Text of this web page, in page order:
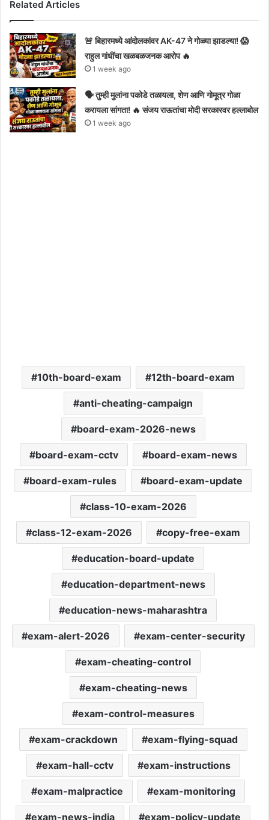
Related Articles
🚨 बिहारमध्ये आंदोलकांवर AK-47 ने गोळ्या झाडल्या! 😱
राहुल गांधींचा खळबळजनक आरोप 🔥
1 week ago
🗣️ तुम्ही मुलांना पकोडे तळायला, शेण आणि गोमूत्र गोळा
करायला सांगता! 🔥 संजय राऊतांचा मोदी सरकारवर हल्लाबोल
1 week ago
10th-board-exam 12th-board-exam
anti-cheating-campaign
board-exam-2026-news
board-exam-cctv board-exam-news
board-exam-rules board-exam-update
class-10-exam-2026
class-12-exam-2026 copy-free-exam
education-board-update
education-department-news
education-news-maharashtra
exam-alert-2026 exam-center-security
exam-cheating-control
exam-cheating-news
exam-control-measures
exam-crackdown exam-flying-squad
exam-hall-cctv exam-instructions
exam-malpractice exam-monitoring
exam-news-india exam-policy-update